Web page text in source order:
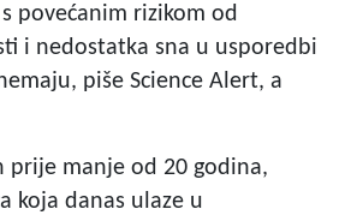
povećanim rizikom od
i nedostatka sna u usporedbi
piše Science Alert, a
prije manje od 20 godina,
koja danas ulaze u